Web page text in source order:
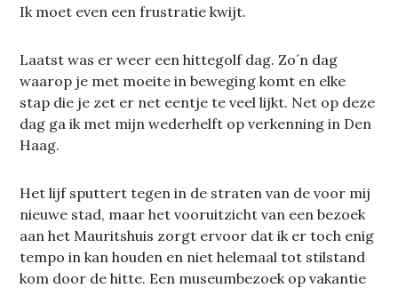
Ik moet even een frustratie kwijt.
Laatst was er weer een hittegolf dag. Zo´n dag
waarop je met moeite in beweging komt en elke
stap die je zet er net eentje te veel lijkt. Net op deze
dag ga ik met mijn wederhelft op verkenning in Den
Haag.
Het lijf sputtert tegen in de straten van de voor mij
nieuwe stad, maar het vooruitzicht van een bezoek
aan het Mauritshuis zorgt ervoor dat ik er toch enig
tempo in kan houden en niet helemaal tot stilstand
kom door de hitte. Een museumbezoek op vakantie